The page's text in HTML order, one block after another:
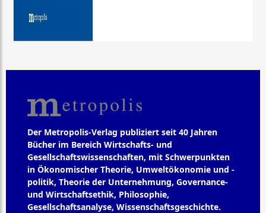
Der Metropolis-Verlag publiziert seit 40 Jahren
Bücher im Bereich Wirtschafts- und
Gesellschaftswissenschaften, mit Schwerpunkten
in Ökonomischer Theorie, Umweltökonomie und -
politik, Theorie der Unternehmung, Governance-
und Wirtschaftsethik, Philosophie,
Gesellschaftsanalyse, Wissenschaftsgeschichte.